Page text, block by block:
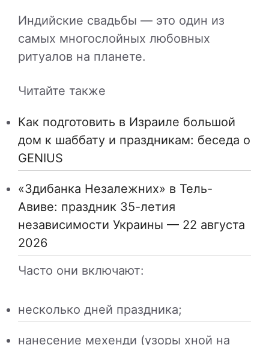
Индийские свадьбы — это один из
самых многослойных любовных
ритуалов на планете.
Читайте также
Как подготовить в Израиле большой
дом к шаббату и праздникам: беседа о
GENIUS
«Здибанка Незалежних» в Тель-
Авиве: праздник 35-летия
независимости Украины — 22 августа
2026
Часто они включают:
несколько дней праздника;
нанесение мехенди (узоры хной на